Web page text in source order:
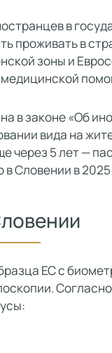
в
проживать в
зоны и
медицинской
в законе «Об
вида на
через 5 лет —
Словении в 2025
ЕС с